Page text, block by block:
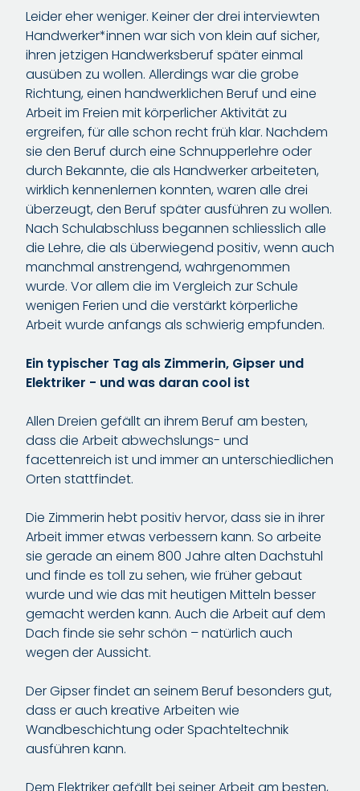
Leider eher weniger. Keiner der drei interviewten
Handwerker*innen war sich von klein auf sicher,
ihren jetzigen Handwerksberuf später einmal
ausüben zu wollen. Allerdings war die grobe
Richtung, einen handwerklichen Beruf und eine
Arbeit im Freien mit körperlicher Aktivität zu
ergreifen, für alle schon recht früh klar. Nachdem
sie den Beruf durch eine Schnupperlehre oder
durch Bekannte, die als Handwerker arbeiteten,
wirklich kennenlernen konnten, waren alle drei
überzeugt, den Beruf später ausführen zu wollen.
Nach Schulabschluss begannen schliesslich alle
die Lehre, die als überwiegend positiv, wenn auch
manchmal anstrengend, wahrgenommen
wurde. Vor allem die im Vergleich zur Schule
wenigen Ferien und die verstärkt körperliche
Arbeit wurde anfangs als schwierig empfunden.
Ein typischer Tag als Zimmerin, Gipser und
Elektriker - und was daran cool ist
Allen Dreien gefällt an ihrem Beruf am besten,
dass die Arbeit abwechslungs- und
facettenreich ist und immer an unterschiedlichen
Orten stattfindet.
Die Zimmerin hebt positiv hervor, dass sie in ihrer
Arbeit immer etwas verbessern kann. So arbeite
sie gerade an einem 800 Jahre alten Dachstuhl
und finde es toll zu sehen, wie früher gebaut
wurde und wie das mit heutigen Mitteln besser
gemacht werden kann. Auch die Arbeit auf dem
Dach finde sie sehr schön – natürlich auch
wegen der Aussicht.
Der Gipser findet an seinem Beruf besonders gut,
dass er auch kreative Arbeiten wie
Wandbeschichtung oder Spachteltechnik
ausführen kann.
Dem Elektriker gefällt bei seiner Arbeit am besten,